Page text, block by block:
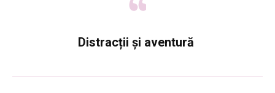
Distracții și aventură